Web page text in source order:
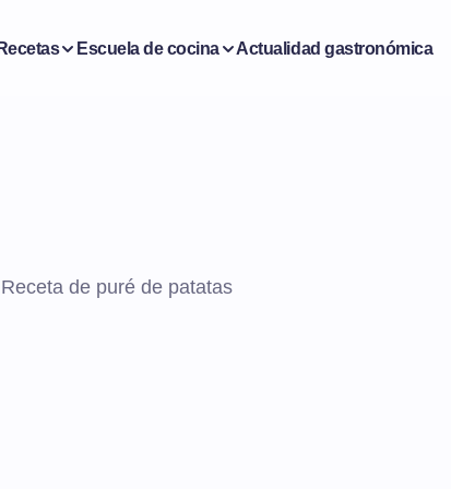
Escuela de cocina Actualidad gastronómica
de puré de patatas